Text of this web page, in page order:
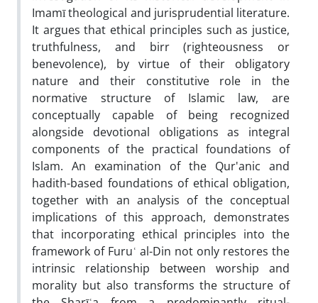
Imamī theological and jurisprudential literature.
It argues that ethical principles such as justice,
truthfulness, and birr (righteousness or
benevolence), by virtue of their obligatory
nature and their constitutive role in the
normative structure of Islamic law, are
conceptually capable of being recognized
alongside devotional obligations as integral
components of the practical foundations of
Islam. An examination of the Qur'anic and
hadith-based foundations of ethical obligation,
together with an analysis of the conceptual
implications of this approach, demonstrates
that incorporating ethical principles into the
framework of Furuʿ al-Din not only restores the
intrinsic relationship between worship and
morality but also transforms the structure of